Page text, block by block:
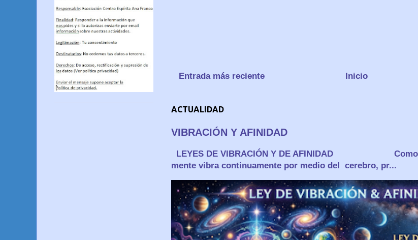
Entrada más reciente Inicio
ACTUALIDAD
VIBRACIÓN Y AFINIDAD
LEYES DE VIBRACIÓN Y DE AFINIDAD Como
mente vibra continuamente por medio del cerebro, pr...